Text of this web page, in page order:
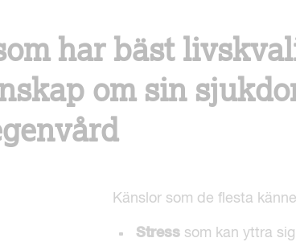
har bäst
om sin
Känslor som de flesta
Stresssom kan yttra